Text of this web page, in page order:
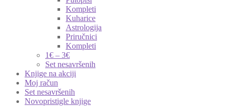
Kompleti
Kuharice
Astrologija
Priručnici
Kompleti
1€ – 3€
Set nesavršenih
Knjige na akciji
Moj račun
Set nesavršenih
Novopristigle knjige